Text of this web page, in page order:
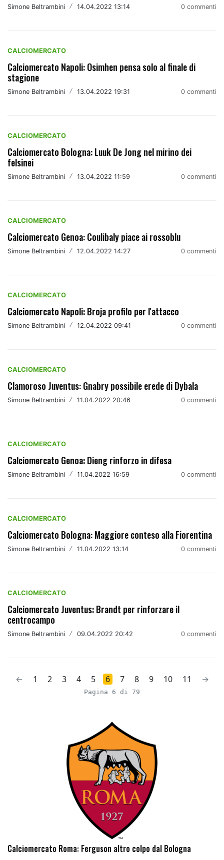
Simone Beltrambini / 14.04.2022 13:14 0 commenti
CALCIOMERCATO
Calciomercato Napoli: Osimhen pensa solo al finale di
stagione
Simone Beltrambini / 13.04.2022 19:31 0 commenti
CALCIOMERCATO
Calciomercato Bologna: Luuk De Jong nel mirino dei
felsinei
Simone Beltrambini / 13.04.2022 11:59 0 commenti
CALCIOMERCATO
Calciomercato Genoa: Coulibaly piace ai rossoblu
Simone Beltrambini / 12.04.2022 14:27 0 commenti
CALCIOMERCATO
Calciomercato Napoli: Broja profilo per l'attacco
Simone Beltrambini / 12.04.2022 09:41 0 commenti
CALCIOMERCATO
Clamoroso Juventus: Gnabry possibile erede di Dybala
Simone Beltrambini / 11.04.2022 20:46 0 commenti
CALCIOMERCATO
Calciomercato Genoa: Dieng rinforzo in difesa
Simone Beltrambini / 11.04.2022 16:59 0 commenti
CALCIOMERCATO
Calciomercato Bologna: Maggiore conteso alla Fiorentina
Simone Beltrambini / 11.04.2022 13:14 0 commenti
CALCIOMERCATO
Calciomercato Juventus: Brandt per rinforzare il
centrocampo
Simone Beltrambini / 09.04.2022 20:42 0 commenti
← 1 2 3 4 5 6 7 8 9 10 11 →
Pagina 6 di 79
Calciomercato Roma: Ferguson altro colpo dal Bologna